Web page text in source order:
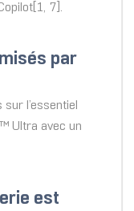
7].
par
l’essentiel
Ultra avec un
est